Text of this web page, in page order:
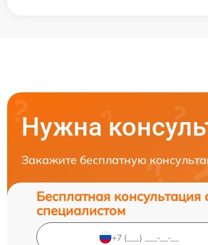
Нужна
Закажите бесплатную
Бесплатная консультация
специалистом